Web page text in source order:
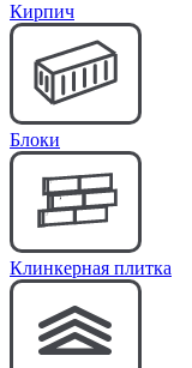
Кирпич
Блоки
Клинкерная плитка